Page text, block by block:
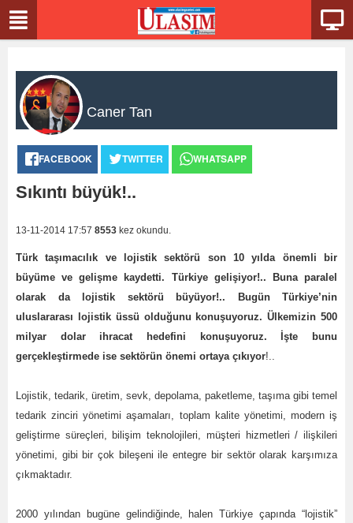
Caner Tan
FACEBOOK TWITTER WHATSAPP
Sıkıntı büyük!..
13-11-2014 17:57 8553 kez okundu.
Türk taşımacılık ve lojistik sektörü son 10 yılda önemli bir
büyüme ve gelişme kaydetti. Türkiye gelişiyor!.. Buna paralel
olarak da lojistik sektörü büyüyor!.. Bugün Türkiye’nin
uluslararası lojistik üssü olduğunu konuşuyoruz. Ülkemizin 500
milyar dolar ihracat hedefini konuşuyoruz. İşte bunu
gerçekleştirmede ise sektörün önemi ortaya çıkıyor!..
Lojistik, tedarik, üretim, sevk, depolama, paketleme, taşıma gibi temel
tedarik zinciri yönetimi aşamaları, toplam kalite yönetimi, modern iş
geliştirme süreçleri, bilişim teknolojileri, müşteri hizmetleri / ilişkileri
yönetimi, gibi bir çok bileşeni ile entegre bir sektör olarak karşımıza
çıkmaktadır.
2000 yılından bugüne gelindiğinde, halen Türkiye çapında “lojistik”